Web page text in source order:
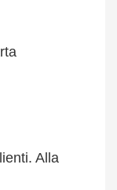
Alla